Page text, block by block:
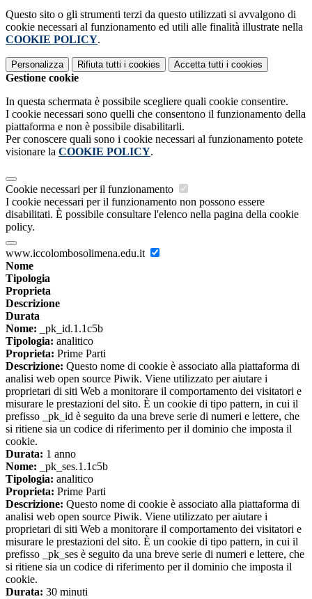
Questo sito o gli strumenti terzi da questo utilizzati si avvalgono di
cookie necessari al funzionamento ed utili alle finalità illustrate nella
COOKIE POLICY.
Personalizza Rifiuta tutti i cookies Accetta tutti i cookies
Gestione cookie
In questa schermata è possibile scegliere quali cookie consentire.
I cookie necessari sono quelli che consentono il funzionamento della
piattaforma e non è possibile disabilitarli.
Per conoscere quali sono i cookie necessari al funzionamento potete
visionare la COOKIE POLICY.
Cookie necessari per il funzionamento
I cookie necessari per il funzionamento non possono essere
disabilitati. È possibile consultare l'elenco nella pagina della cookie
policy.
www.iccolombosolimena.edu.it
Nome
Tipologia
Proprieta
Descrizione
Durata
Nome: _pk_id.1.1c5b
Tipologia: analitico
Proprieta: Prime Parti
Descrizione: Questo nome di cookie è associato alla piattaforma di
analisi web open source Piwik. Viene utilizzato per aiutare i
proprietari di siti Web a monitorare il comportamento dei visitatori e
misurare le prestazioni del sito. È un cookie di tipo pattern, in cui il
prefisso _pk_id è seguito da una breve serie di numeri e lettere, che
si ritiene sia un codice di riferimento per il dominio che imposta il
cookie.
Durata: 1 anno
Nome: _pk_ses.1.1c5b
Tipologia: analitico
Proprieta: Prime Parti
Descrizione: Questo nome di cookie è associato alla piattaforma di
analisi web open source Piwik. Viene utilizzato per aiutare i
proprietari di siti Web a monitorare il comportamento dei visitatori e
misurare le prestazioni del sito. È un cookie di tipo pattern, in cui il
prefisso _pk_ses è seguito da una breve serie di numeri e lettere, che
si ritiene sia un codice di riferimento per il dominio che imposta il
cookie.
Durata: 30 minuti